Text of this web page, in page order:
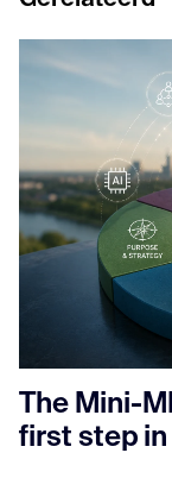
The Mini-
first step